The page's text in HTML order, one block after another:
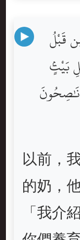
قَبْلُ
بَيْتٍۢ
نَٰصِحُونَ
以前，
的奶，
「我介